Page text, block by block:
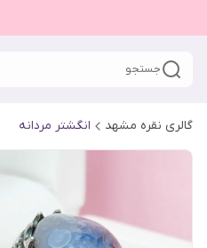
جستجو
گالری نقره مشهد انگشتر مردانه